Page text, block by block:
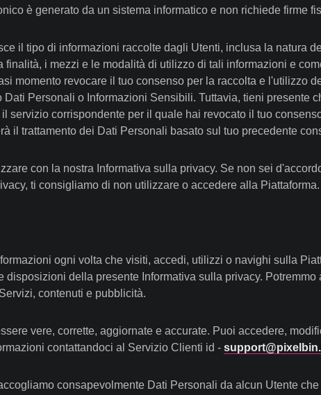
è generato da un sistema informatico e non richiede firme
il tipo di informazioni raccolte dagli Utenti, inclusa la natura
finalità, i mezzi e le modalità di utilizzo di tali informazioni e
momento revocare il tuo consenso per la raccolta e l'utilizzo
Personali o Informazioni Sensibili. Tuttavia, tieni presente
​​servizio corrispondente per il quale hai revocato il tuo
il trattamento dei Dati Personali basato sul tuo precedente
con la nostra Informativa sulla privacy. Se non sei
ti consigliamo di non utilizzare o accedere alla Piattaforma.
ogni volta che visiti, accedi, utilizzi o navighi sulla
della presente Informativa sulla privacy.
contenuti e pubblicità.
vere, corrette, aggiornate e accurate. Puoi accedere,
contattandoci al Servizio Clienti id -
consapevolmente Dati Personali da alcun Utente